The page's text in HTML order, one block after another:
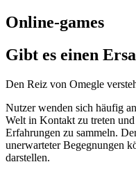
Online-games
Gibt es einen
Den Reiz von Omegle
Nutzer wenden sich häufig
Welt in Kontakt zu treten
Erfahrungen zu sammeln.
unerwarteter Begegnungen
darstellen.